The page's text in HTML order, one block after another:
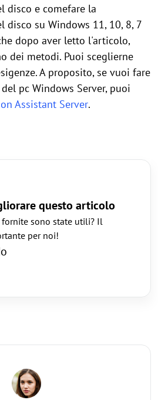
disco e comefare la
disco su Windows 11, 10, 8, 7
dopo aver letto l'articolo,
dei metodi. Puoi sceglierne
A proposito, se vuoi fare
pc Windows Server, puoi
Assistant Server.
questo articolo
sono state utili? Il
per noi!